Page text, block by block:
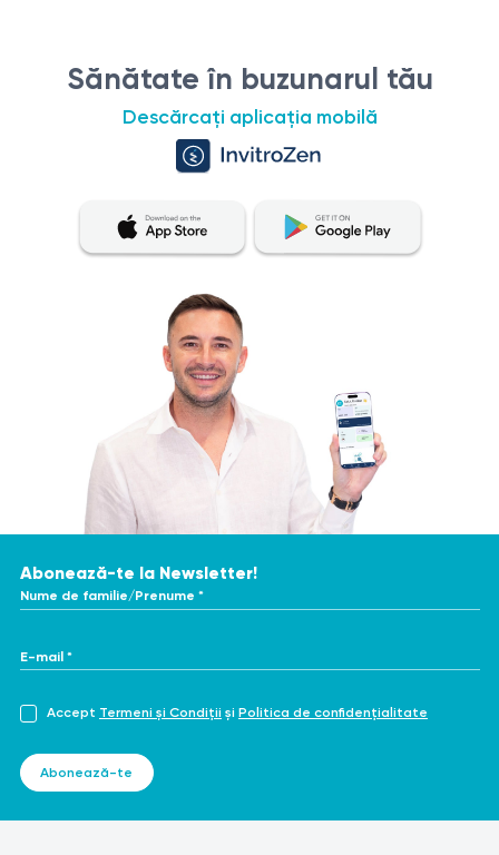
Sănătate în buzunarul tău
Descărcați aplicația mobilă
Abonează-te la Newsletter!
Nume de familie/Prenume *
E-mail *
Accept Termeni și Condiții și Politica de confidențialitate
Abonează-te